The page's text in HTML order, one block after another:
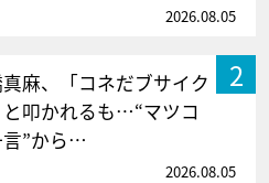
2026.08.05
2
麻、「コネだブサイク
叩かれるも…“マツコ
言”から…
2026.08.05